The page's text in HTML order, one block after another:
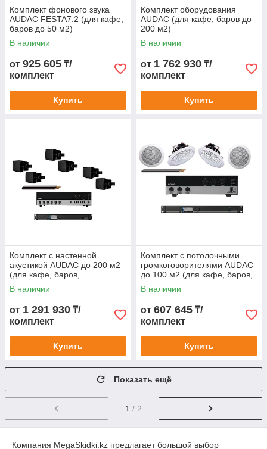
Комплект фонового звука
AUDAC FESTA7.2 (для кафе,
баров до 50 м2)
В наличии
от 925 605 ₸/
комплект
Купить
Комплект оборудования
AUDAC (для кафе, баров до
200 м2)
В наличии
от 1 762 930 ₸/
комплект
Купить
Комплект с настенной
акустикой AUDAC до 200 м2
(для кафе, баров,
ресторанов)
В наличии
от 1 291 930 ₸/
комплект
Купить
Комплект с потолочными
громкоговорителями AUDAC
до 100 м2 (для кафе, баров,
ресторанов)
В наличии
от 607 645 ₸/
комплект
Купить
Показать ещё
1 / 2
Компания MegaSkidki.kz предлагает большой выбор